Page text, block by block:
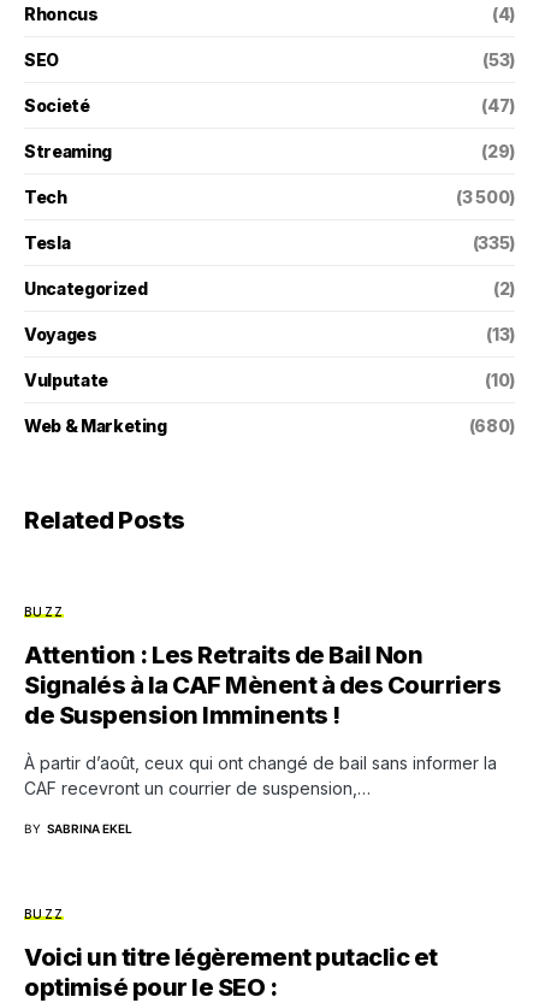
Rhoncus (4)
SEO (53)
Societé (47)
Streaming (29)
Tech (3 500)
Tesla (335)
Uncategorized (2)
Voyages (13)
Vulputate (10)
Web & Marketing (680)
Related Posts
BUZZ
Attention : Les Retraits de Bail Non
Signalés à la CAF Mènent à des Courriers
de Suspension Imminents !
À partir d’août, ceux qui ont changé de bail sans informer la
CAF recevront un courrier de suspension,…
BY SABRINA EKEL
BUZZ
Voici un titre légèrement putaclic et
optimisé pour le SEO :